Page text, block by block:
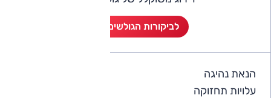
לביקורות הגולשים (7)
הנאת נהיגה
עלויות תחזוקה